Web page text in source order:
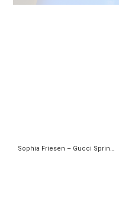
Sophia Friesen – Gucci Spring 2018 Ready-to-Wear